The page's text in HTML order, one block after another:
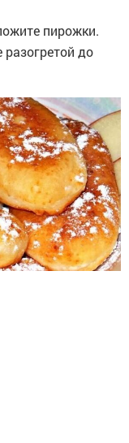
пирожки.
до